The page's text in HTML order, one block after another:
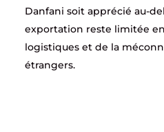
Danfani soit apprécié au-
exportation reste limitée
logistiques et de la
étrangers.